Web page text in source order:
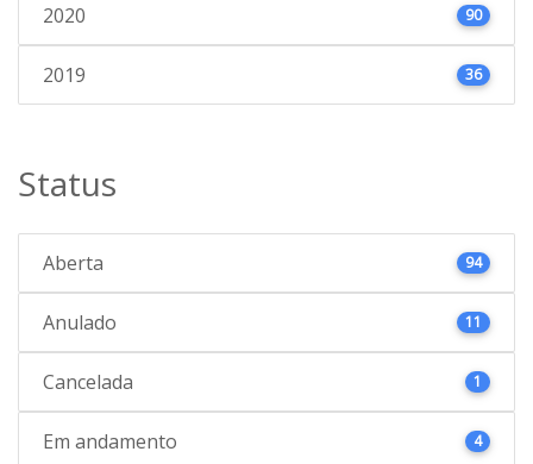
2020 90
2019 36
Status
Aberta 94
Anulado 11
Cancelada 1
Em andamento 4